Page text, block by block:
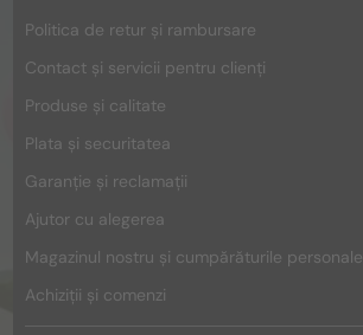
Politica de retur și rambursare
Contact și servicii pentru clienți
Produse și calitate
Plata și securitatea
Garanție și reclamații
Ajutor cu alegerea
Magazinul nostru și cumpărăturile personale
Achiziții și comenzi